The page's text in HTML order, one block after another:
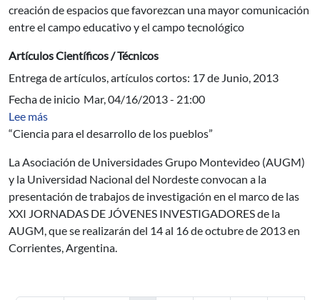
creación de espacios que favorezcan una mayor comunicación
entre el campo educativo y el campo tecnológico
Artículos Científicos / Técnicos
Entrega de artículos, artículos cortos: 17 de Junio, 2013
Fecha de inicio Mar, 04/16/2013 - 21:00
Lee mássobre XXI JORNADAS DE JÓVENES
“Ciencia para el desarrollo de los pueblos”
La Asociación de Universidades Grupo Montevideo (AUGM)
y la Universidad Nacional del Nordeste convocan a la
presentación de trabajos de investigación en el marco de las
XXI JORNADAS DE JÓVENES INVESTIGADORES de la
AUGM, que se realizarán del 14 al 16 de octubre de 2013 en
Corrientes, Argentina.